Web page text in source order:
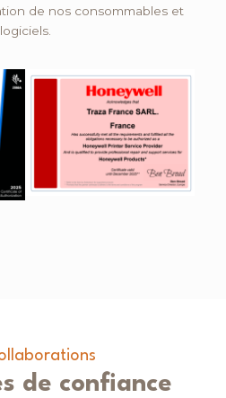
de nos consommables et
logiciels.
de confiance